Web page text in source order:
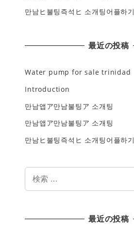
만남ヒ불팅즉석ヒ 소개팅어플하기
最近の投稿
Water pump for sale trinidad
Introduction
만남앱ア만남불팅ア 소개팅
만남앱ア만남불팅ア 소개팅
만남ヒ불팅즉석ヒ 소개팅어플하기
最近の投稿